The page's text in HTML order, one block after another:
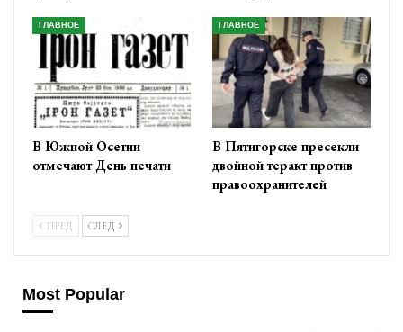
ГЛАВНОЕ
В Южной Осетии
отмечают День печати
ГЛАВНОЕ
В Пятигорске пресекли
двойной теракт против
правоохранителей
ПРЕД СЛЕД
Most Popular